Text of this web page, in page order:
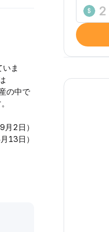
ま
の中で
2日）
13日）
$